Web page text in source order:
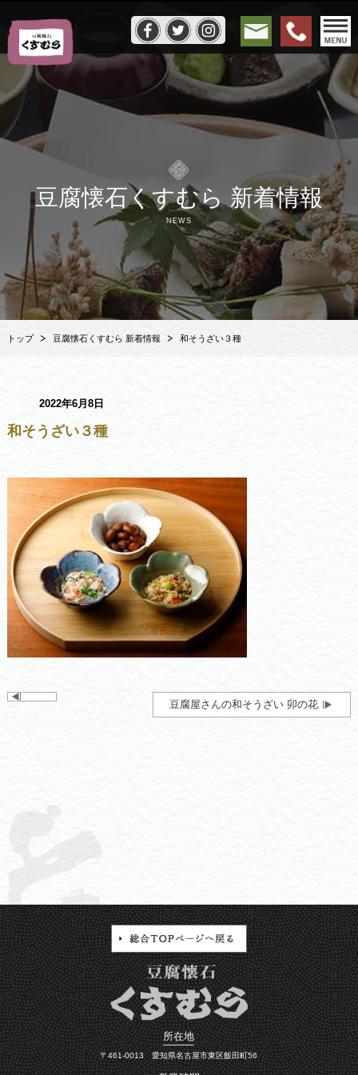
豆腐懐石くすむら 新着情報
NEWS
トップ 豆腐懐石くすむら 新着情報 和そうざい３種
2022年6月8日
和そうざい３種
豆腐屋さんの和そうざい 卯の花
所在地
〒461-0013 愛知県名古屋市東区飯田町56